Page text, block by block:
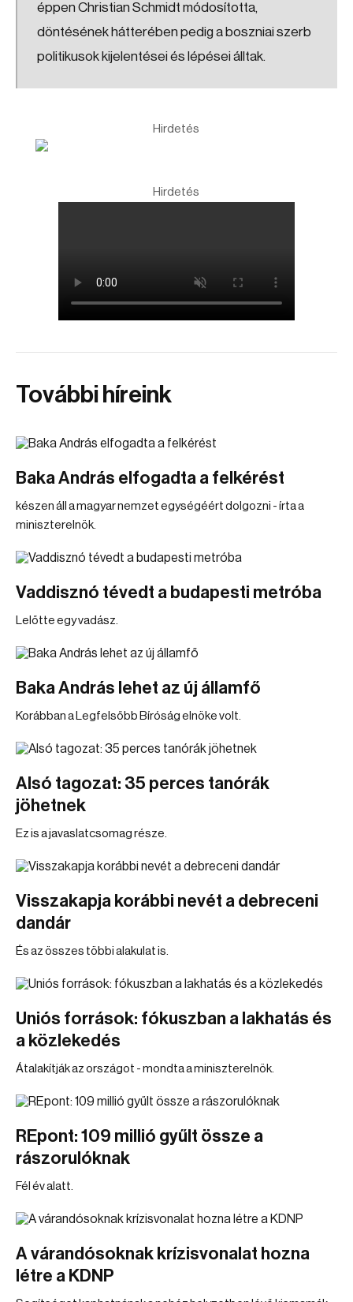
éppen Christian Schmidt módosította,
döntésének hátterében pedig a boszniai szerb
politikusok kijelentései és lépései álltak.
Hirdetés
Hirdetés
További híreink
Baka András elfogadta a felkérést
készen áll a magyar nemzet egységéért dolgozni - írta a
miniszterelnök.
Vaddisznó tévedt a budapesti metróba
Lelőtte egy vadász.
Baka András lehet az új államfő
Korábban a Legfelsőbb Bíróság elnöke volt.
Alsó tagozat: 35 perces tanórák
jöhetnek
Ez is a javaslatcsomag része.
Visszakapja korábbi nevét a debreceni
dandár
És az összes többi alakulat is.
Uniós források: fókuszban a lakhatás és
a közlekedés
Átalakítják az országot - mondta a miniszterelnök.
REpont: 109 millió gyűlt össze a
rászorulóknak
Fél év alatt.
A várandósoknak krízisvonalat hozna
létre a KDNP